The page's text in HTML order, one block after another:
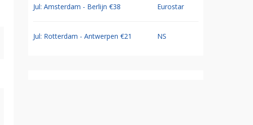
Jul: Amsterdam - Berlijn €38 Eurostar
Jul: Rotterdam - Antwerpen €21 NS